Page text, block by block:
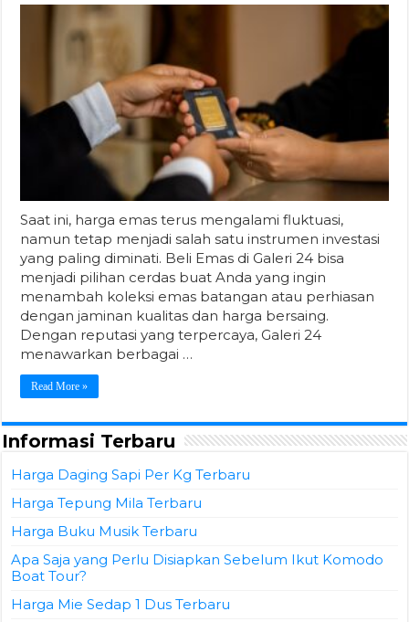
Saat ini, harga emas terus mengalami fluktuasi,
namun tetap menjadi salah satu instrumen investasi
yang paling diminati. Beli Emas di Galeri 24 bisa
menjadi pilihan cerdas buat Anda yang ingin
menambah koleksi emas batangan atau perhiasan
dengan jaminan kualitas dan harga bersaing.
Dengan reputasi yang terpercaya, Galeri 24
menawarkan berbagai …
Read More »
Informasi Terbaru
Harga Daging Sapi Per Kg Terbaru
Harga Tepung Mila Terbaru
Harga Buku Musik Terbaru
Apa Saja yang Perlu Disiapkan Sebelum Ikut Komodo
Boat Tour?
Harga Mie Sedap 1 Dus Terbaru